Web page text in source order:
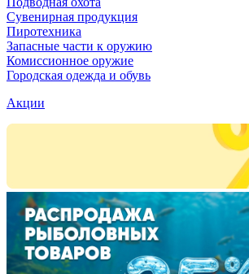
Сувенирная продукция
Пиротехника
Запасные части к оружию
Комиссионное оружие
Городская одежда и обувь
Акции